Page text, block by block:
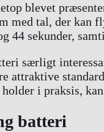
blevet
med tal, der
44 sekunder,
særligt
attraktive
i praksis,
batteri